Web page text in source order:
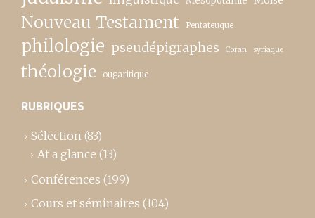
Nouveau Testament Pentateuque
philologie pseudépigraphes Coran syriaque
théologie ougaritique
RUBRIQUES
Sélection (83)
At a glance (13)
Conférences (199)
Cours et séminaires (104)